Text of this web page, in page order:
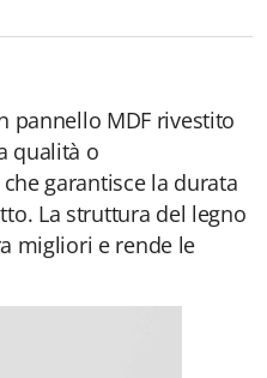
pannello MDF rivestito
qualità o
garantisce la durata
La struttura del legno
migliori e rende le